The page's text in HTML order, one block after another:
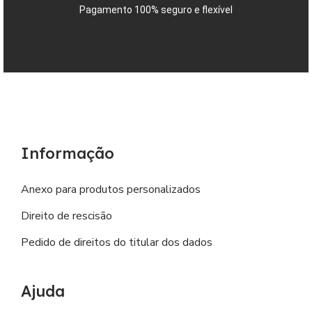
Pagamento 100% seguro e flexível
Informação
Anexo para produtos personalizados
Direito de rescisão
Pedido de direitos do titular dos dados
Ajuda